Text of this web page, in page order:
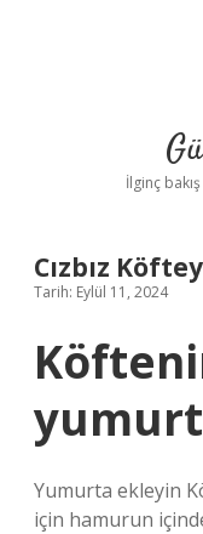
İlginç
Cızbız
Tarih: Eylül 11, 2024
Yumurta ekleyin
için hamurun